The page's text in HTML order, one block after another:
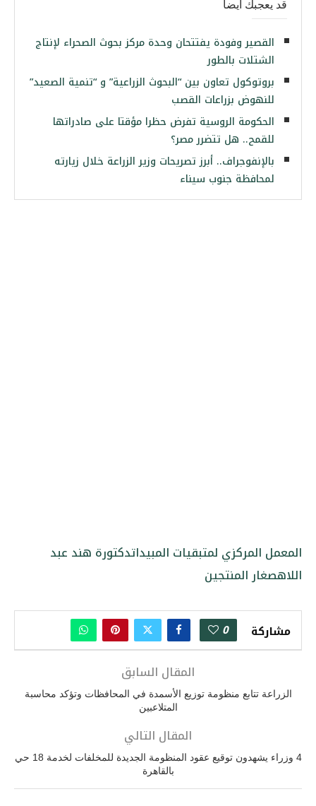
قد يعجبك ايضا
القصير وفودة يفتتحان وحدة مركز بحوث الصحراء لإنتاج
الشتلات بالطور
بروتوكول تعاون بين “البحوث الزراعية” و “تنمية الصعيد”
للنهوض بزراعات القصب
الحكومة الروسية تفرض حظرا مؤقتا على صادراتها
للقمح.. هل تتضرر مصر؟
بالإنفوجراف.. أبرز تصريحات وزير الزراعة خلال زيارته
لمحافظة جنوب سيناء
المعمل المركزي لمتبقيات المبيداتدكتورة هند عبد
اللاهصغار المنتجين
مشاركة 0
المقال السابق
الزراعة تتابع منظومة توزيع الأسمدة في المحافظات وتؤكد محاسبة
المتلاعبين
المقال التالي
4 وزراء يشهدون توقيع عقود المنظومة الجديدة للمخلفات لخدمة 18 حي
بالقاهرة